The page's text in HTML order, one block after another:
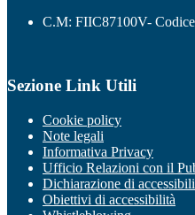
C.M: FIIC87100V-
Sezione Link Utili
Cookie policy
Note legali
Informativa Privacy
Ufficio Relazioni con il
Dichiarazione di
Obiettivi di accessibilità